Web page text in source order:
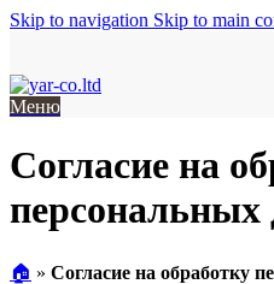
Skip to navigation Skip to main
Меню
Согласие на
🏠︎ » Согласие на обработку